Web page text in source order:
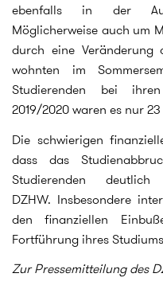
ebenfalls in der
Möglicherweise auch um
durch eine Veränderung
wohnten im
Studierenden bei
2019/2020 waren es nur
Die schwierigen
dass das
Studierenden
DZHW. Insbesondere
den finanziellen
Fortführung ihres
Zur Pressemitteilung des